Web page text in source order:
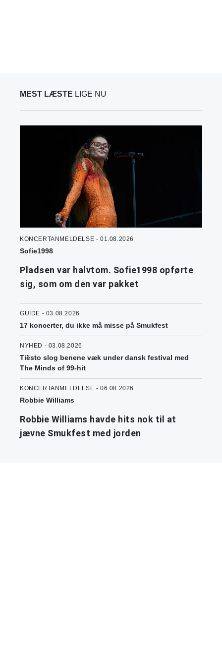
MEST LÆSTE LIGE NU
KONCERTANMELDELSE - 01.08.2026
Sofie1998
Pladsen var halvtom. Sofie1998 opførte
sig, som om den var pakket
GUIDE - 03.08.2026
17 koncerter, du ikke må misse på Smukfest
NYHED - 03.08.2026
Tiësto slog benene væk under dansk festival med
The Minds of 99-hit
KONCERTANMELDELSE - 06.08.2026
Robbie Williams
Robbie Williams havde hits nok til at
jævne Smukfest med jorden